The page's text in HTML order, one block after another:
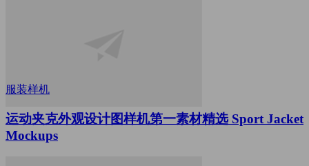
服装样机
运动夹克外观设计图样机第一素材精选 Sport Jacket
Mockups